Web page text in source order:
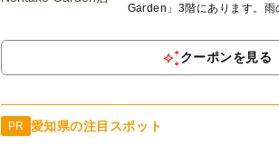
Garden」3階にあります。
クーポンを見る
PR 愛知県の注目スポット